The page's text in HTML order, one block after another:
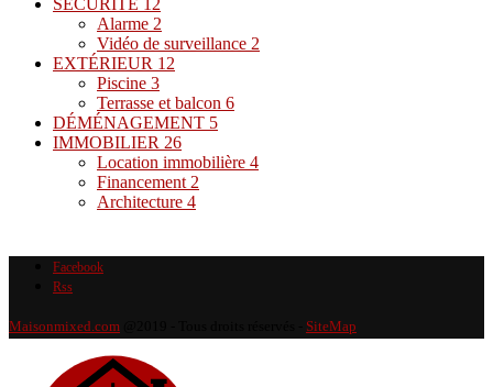
SÉCURITÉ 12
Alarme 2
Vidéo de surveillance 2
EXTÉRIEUR 12
Piscine 3
Terrasse et balcon 6
DÉMÉNAGEMENT 5
IMMOBILIER 26
Location immobilière 4
Financement 2
Architecture 4
Facebook
Rss
Maisonmixed.com SiteMap